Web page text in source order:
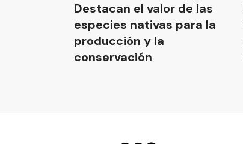
Destacan el valor de las
especies nativas para la
producción y la
conservación